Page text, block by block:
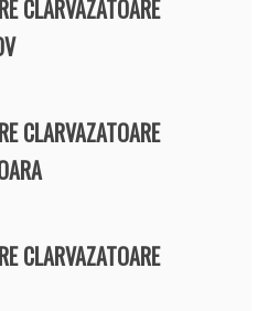
CLARVAZATOARE
CLARVAZATOARE
CLARVAZATOARE